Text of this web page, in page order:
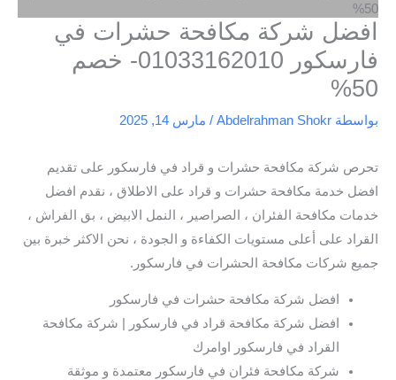
50%
افضل شركة مكافحة حشرات في
فارسكور 01033162010- خصم
50%
بواسطة Abdelrahman Shokr
/ مارس 14, 2025
تحرص شركة مكافحة حشرات و قراد في فارسكور على تقديم
افضل خدمة مكافحة حشرات و قراد على الاطلاق ، نقدم افضل
خدمات مكافحة الفئران ، الصراصير ، النمل الابيض ، بق الفراش ،
القراد على أعلى مستويات الكفاءة و الجودة ، نحن الاكثر خبرة بين
جميع شركات مكافحة الحشرات في فارسكور.
افضل شركة مكافحة حشرات في فارسكور
افضل شركة مكافحة قراد في فارسكور | شركة مكافحة
القراد في فارسكور اوامرك
شركة مكافحة فئران في فارسكور معتمدة و موثقة